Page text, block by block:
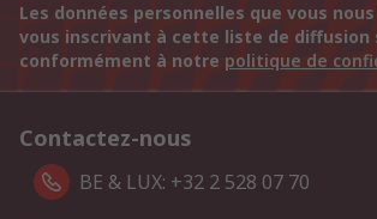
Les données personnelles que vous
vous inscrivant à cette liste de
conformément à notre politique de
Contactez-nous
BE & LUX: +32 2 528 07 70